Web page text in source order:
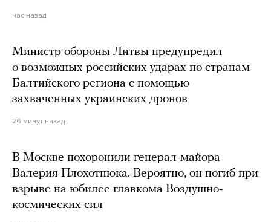
час назад
Министр обороны Литвы предупредил
о возможных российских ударах по странам
Балтийского региона с помощью
захваченных украинских дронов
26 минут назад
В Москве похоронили генерал-майора
Валерия Плохотнюка. Вероятно, он погиб при
взрыве на юбилее главкома Воздушно-
космических сил